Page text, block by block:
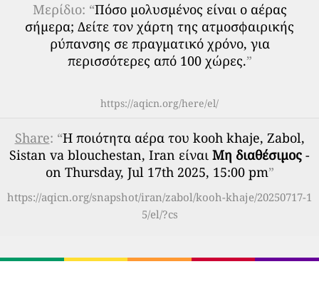
Μερίδιο: “Πόσο μολυσμένος είναι ο αέρας
σήμερα; Δείτε τον χάρτη της ατμοσφαιρικής
ρύπανσης σε πραγματικό χρόνο, για
περισσότερες από 100 χώρες.”
https://aqicn.org/here/el/
Share: “Η ποιότητα αέρα του kooh khaje, Zabol,
Sistan va blouchestan, Iran είναι Μη διαθέσιμος -
on Thursday, Jul 17th 2025, 15:00 pm”
https://aqicn.org/snapshot/iran/zabol/kooh-khaje/20250717-1
5/el/?cs